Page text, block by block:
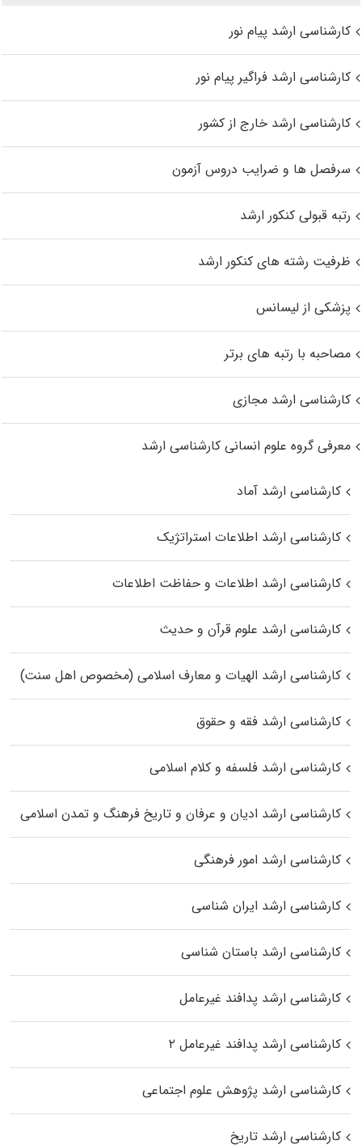
کارشناسی ارشد پیام نور
کارشناسی ارشد فراگیر پیام نور
کارشناسی ارشد خارج از کشور
سرفصل ها و ضرایب دروس آزمون
رتبه قبولی کنکور ارشد
ظرفیت رشته های کنکور ارشد
پزشکی از لیسانس
مصاحبه با رتبه های برتر
کارشناسی ارشد مجازی
معرفی گروه علوم انسانی کارشناسی ارشد
کارشناسی ارشد آماد
کارشناسی ارشد اطلاعات استراتژیک
کارشناسی ارشد اطلاعات و حفاظت اطلاعات
کارشناسی ارشد علوم قرآن و حدیث
کارشناسی ارشد الهیات و معارف اسلامی (مخصوص اهل سنت)
کارشناسی ارشد فقه و حقوق
کارشناسی ارشد فلسفه و کلام اسلامی
کارشناسی ارشد ادیان و عرفان و تاریخ فرهنگ و تمدن اسلامی
کارشناسی ارشد امور فرهنگی
کارشناسی ارشد ایران شناسی
کارشناسی ارشد باستان شناسی
کارشناسی ارشد پدافند غیرعامل
کارشناسی ارشد پدافند غیرعامل ۲
کارشناسی ارشد پژوهش علوم اجتماعی
کارشناسی ارشد تاریخ